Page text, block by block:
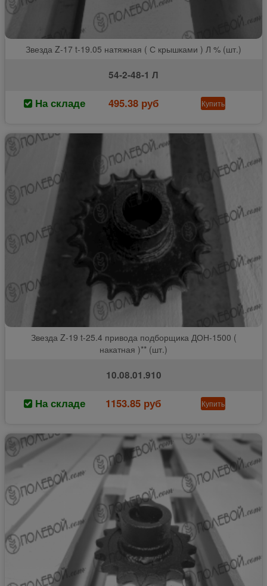
Звезда Z-17 t-19.05 натяжная ( С крышками ) Л % (шт.)
54-2-48-1 Л
На складе 495.38 руб Купить
Звезда Z-19 t-25.4 привода подборщика ДОН-1500 (
накатная )** (шт.)
10.08.01.910
На складе 1153.85 руб Купить